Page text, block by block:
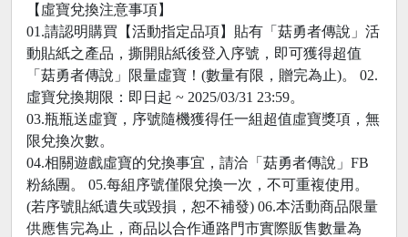
【虛寶兌換注意事項】
01.請認明購買【活動指定品項】貼有「菇勇者傳說」活
動貼紙之產品，撕開貼紙後登入序號，即可獲得超值
「菇勇者傳說」限量虛寶！(數量有限，贈完為止)。 02.
虛寶兌換期限：即日起 ~ 2025/03/31 23:59。
03.瓶瓶送虛寶，序號隨機獲得任一組超值虛寶獎項，無
限兌換次數。
04.相關遊戲虛寶的兌換事宜，請洽「菇勇者傳說」FB
粉絲團。 05.每組序號僅限兌換一次，不可重複使用。
(若序號貼紙遺失或毀損，恕不補發) 06.本活動商品限量
供應售完為止，商品以合作通路門市實際販售數量為